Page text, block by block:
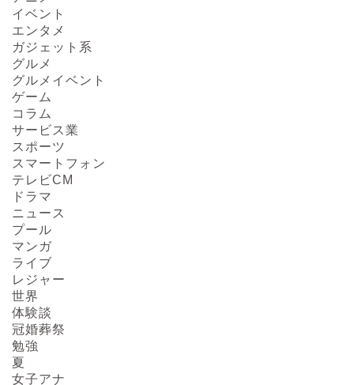
イベント
エンタメ
ガジェット系
グルメ
グルメイベント
ゲーム
コラム
サービス業
スポーツ
スマートフォン
テレビCM
ドラマ
ニュース
プール
マンガ
ライブ
レジャー
世界
体験談
冠婚葬祭
勉強
夏
女子アナ